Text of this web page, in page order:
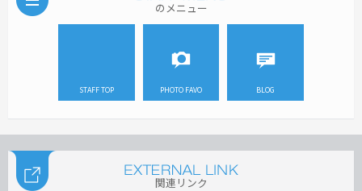
のメニュー
STAFF TOP PHOTO FAVO BLOG
関連リンク